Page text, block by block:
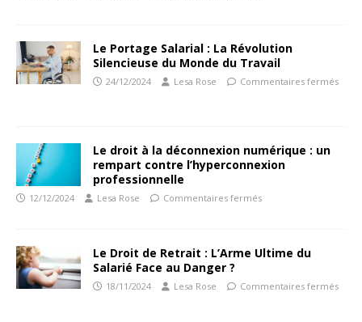
Le Portage Salarial : La Révolution
Silencieuse du Monde du Travail
24/12/2024 Lesa Rose Commentaires fermés
Le droit à la déconnexion numérique : un
rempart contre l’hyperconnexion
professionnelle
12/12/2024 Lesa Rose Commentaires fermés
Le Droit de Retrait : L’Arme Ultime du
Salarié Face au Danger ?
18/11/2024 Lesa Rose Commentaires fermés